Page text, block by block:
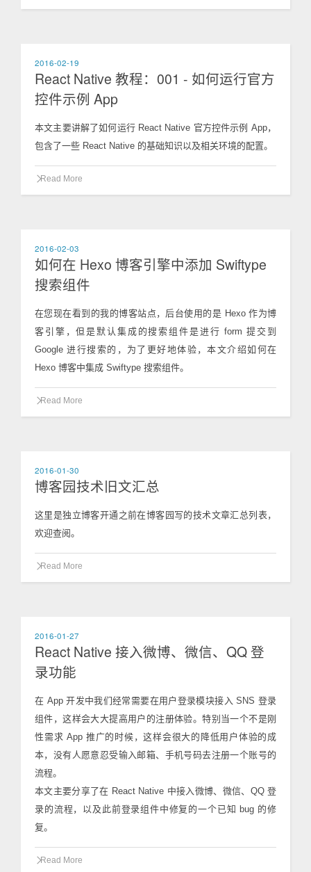
2016-02-19
React Native 教程：001 - 如何运行官方
控件示例 App
本文主要讲解了如何运行 React Native 官方控件示例 App，
包含了一些 React Native 的基础知识以及相关环境的配置。
Read More
2016-02-03
如何在 Hexo 博客引擎中添加 Swiftype
搜索组件
在您现在看到的我的博客站点，后台使用的是 Hexo 作为博
客引擎，但是默认集成的搜索组件是进行 form 提交到
Google 进行搜索的，为了更好地体验，本文介绍如何在
Hexo 博客中集成 Swiftype 搜索组件。
Read More
2016-01-30
博客园技术旧文汇总
这里是独立博客开通之前在博客园写的技术文章汇总列表，
欢迎查阅。
Read More
2016-01-27
React Native 接入微博、微信、QQ 登
录功能
在 App 开发中我们经常需要在用户登录模块接入 SNS 登录
组件，这样会大大提高用户的注册体验。特别当一个不是刚
性需求 App 推广的时候，这样会很大的降低用户体验的成
本，没有人愿意忍受输入邮箱、手机号码去注册一个账号的
流程。
本文主要分享了在 React Native 中接入微博、微信、QQ 登
录的流程，以及此前登录组件中修复的一个已知 bug 的修
复。
Read More